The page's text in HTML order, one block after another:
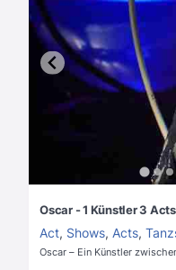
Oscar - 1 Künstler 3 Acts
Act, Shows, Acts,
Oscar – Ein Künstler